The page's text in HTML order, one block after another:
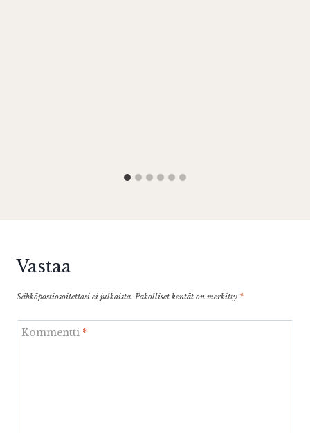
Vastaa
Sähköpostiosoitettasi ei julkaista. Pakolliset kentät on merkitty *
Kommentti *